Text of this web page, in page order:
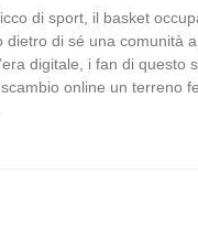
di sport, il basket
dietro di sé una comunità
digitale, i fan di questo
online un terreno